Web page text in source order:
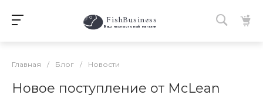
FishBusiness
Ваш нахлыстовый магазин
Главная / Блог / Новости
Новое поступление от McLean